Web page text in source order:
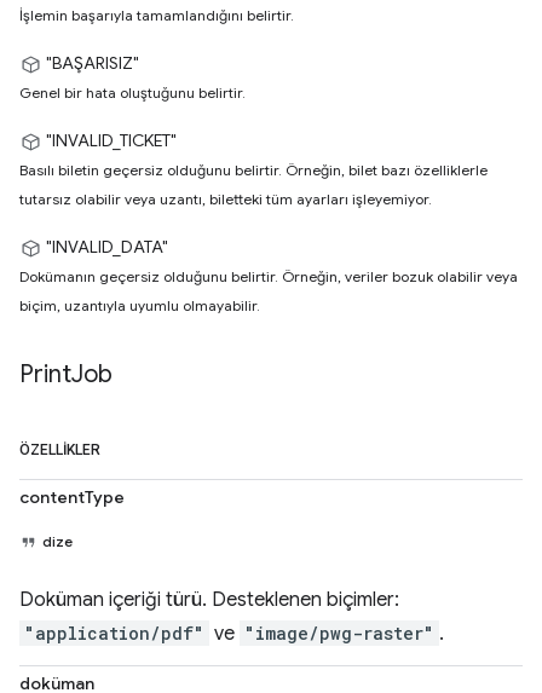
İşlemin başarıyla tamamlandığını belirtir.
"BAŞARISIZ"
Genel bir hata oluştuğunu belirtir.
"INVALID_TICKET"
Basılı biletin geçersiz olduğunu belirtir. Örneğin, bilet bazı özelliklerle
tutarsız olabilir veya uzantı, biletteki tüm ayarları işleyemiyor.
"INVALID_DATA"
Dokümanın geçersiz olduğunu belirtir. Örneğin, veriler bozuk olabilir veya
biçim, uzantıyla uyumlu olmayabilir.
PrintJob
ÖZELLIKLER
contentType
dize
Doküman içeriği türü. Desteklenen biçimler:
"application/pdf" ve "image/pwg-raster" .
doküman